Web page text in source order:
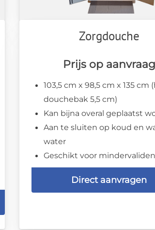
Zorgdouche
Prijs op aanvraag
103,5 cm x 98,5 cm x 135 cm
douchebak 5,5 cm)
Kan bijna overal geplaatst
Aan te sluiten op koud en
water
Geschikt voor mindervaliden
Direct aanvragen